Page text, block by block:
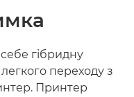
гібридну
переходу з
Принтер